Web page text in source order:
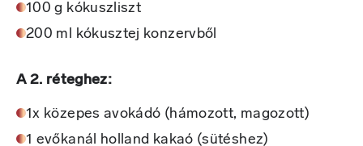
100 g kókuszliszt
200 ml kókusztej konzervből
A 2. réteghez:
1x közepes avokádó (hámozott, magozott)
1 evőkanál holland kakaó (sütéshez)